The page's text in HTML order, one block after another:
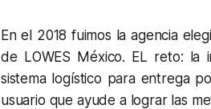
En el 2018 fuimos la agencia
de LOWES México. EL reto: la
sistema logístico para entrega
usuario que ayude a lograr las